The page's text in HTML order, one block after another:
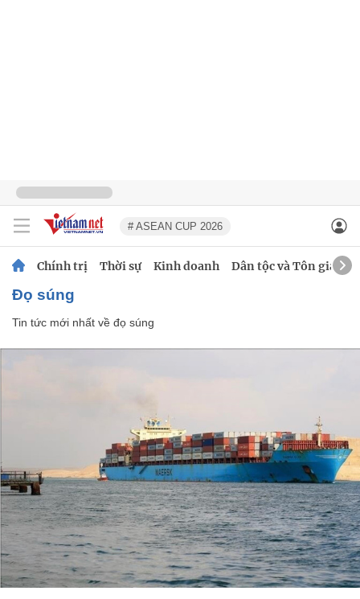
# ASEAN CUP 2026
Chính trị Thời sự Kinh doanh Dân tộc và Tôn giáo
đọ súng
Tin tức mới nhất về đọ súng